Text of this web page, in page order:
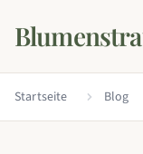
Startseite Blog